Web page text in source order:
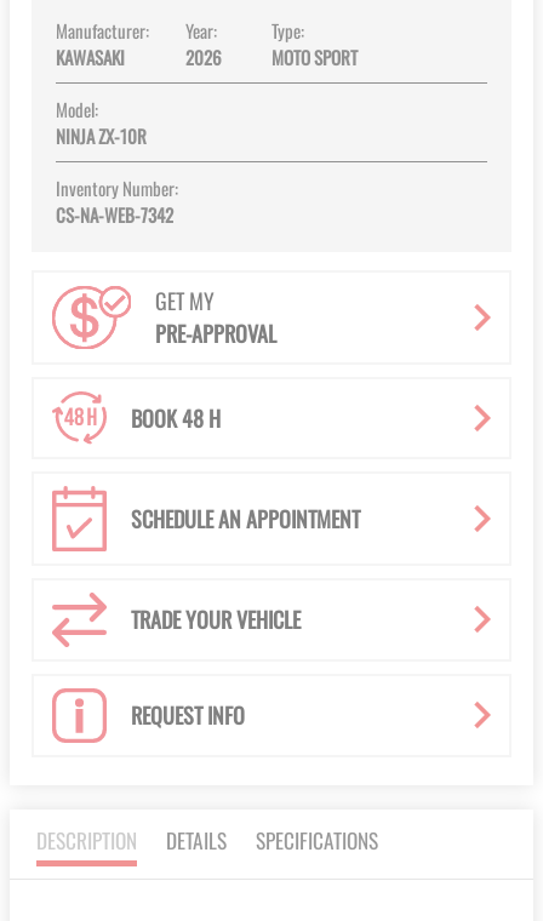
Manufacturer:
KAWASAKI
Year:
2026
Type:
MOTO SPORT
Model:
NINJA ZX-10R
Inventory Number:
CS-NA-WEB-7342
GET MY
PRE-APPROVAL
BOOK 48 H
SCHEDULE AN APPOINTMENT
TRADE YOUR VEHICLE
REQUEST INFO
DESCRIPTION DETAILS SPECIFICATIONS